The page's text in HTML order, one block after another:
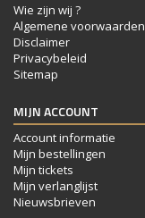
Wie zijn wij ?
Algemene voorwaarden
Disclaimer
Privacybeleid
Sitemap
MIJN ACCOUNT
Account informatie
Mijn bestellingen
Mijn tickets
Mijn verlanglijst
Nieuwsbrieven